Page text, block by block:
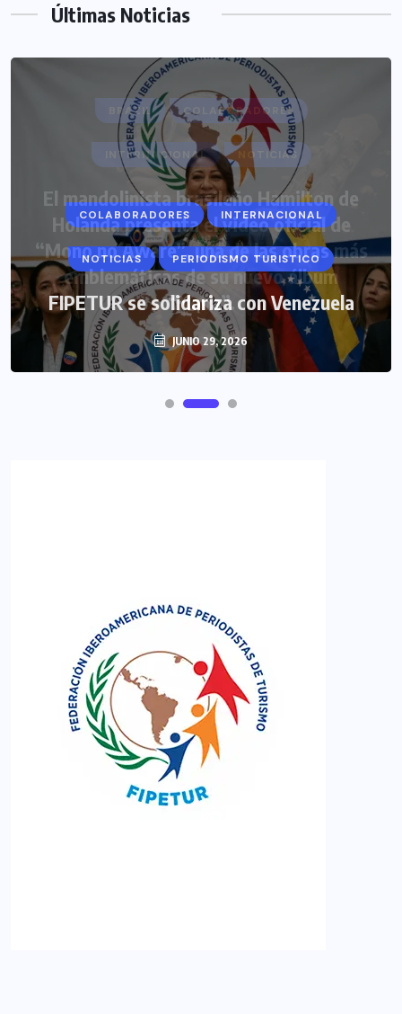
Últimas Noticias
COLABORADORES INTERNACIONAL
NOTICIAS PERIODISMO TURISTICO
FIPETUR se solidariza con Venezuela
JUNIO 29, 2026